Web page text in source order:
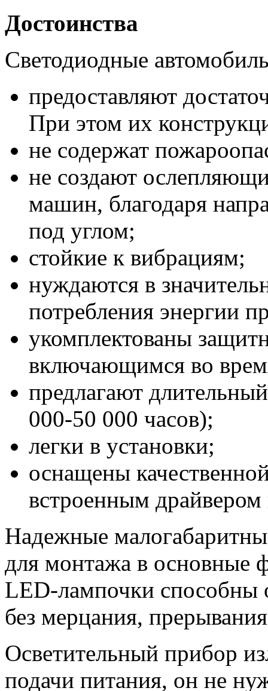
Достоинства
Светодиодные
предоставляют
При этом их
не содержат
не создают
машин, благодаря
под углом;
стойкие к вибрациям;
нуждаются в
потребления энергии
укомплектованы
включающимся во
предлагают
000-50 000 часов);
легки в установки;
оснащены
встроенным
Надежные
для монтажа в основные
LED-лампочки способны
без мерцания,
Осветительный прибор
подачи питания, он не